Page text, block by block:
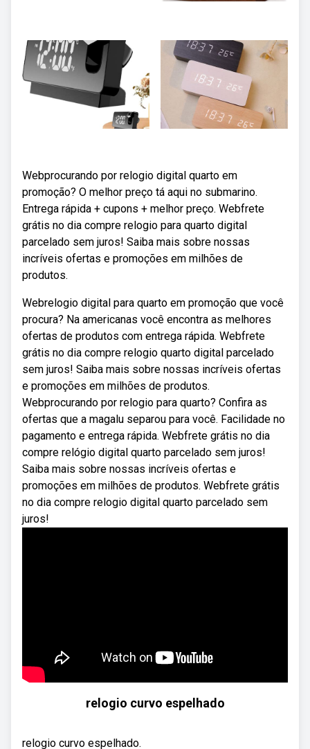
Webprocurando por relogio digital quarto em
promoção? O melhor preço tá aqui no submarino.
Entrega rápida + cupons + melhor preço. Webfrete
grátis no dia compre relogio para quarto digital
parcelado sem juros! Saiba mais sobre nossas
incríveis ofertas e promoções em milhões de
produtos.
Webrelogio digital para quarto em promoção que você
procura? Na americanas você encontra as melhores
ofertas de produtos com entrega rápida. Webfrete
grátis no dia compre relogio quarto digital parcelado
sem juros! Saiba mais sobre nossas incríveis ofertas
e promoções em milhões de produtos.
Webprocurando por relogio para quarto? Confira as
ofertas que a magalu separou para você. Facilidade no
pagamento e entrega rápida. Webfrete grátis no dia
compre relógio digital quarto parcelado sem juros!
Saiba mais sobre nossas incríveis ofertas e
promoções em milhões de produtos. Webfrete grátis
no dia compre relogio digital quarto parcelado sem
juros!
relogio curvo espelhado
relogio curvo espelhado.